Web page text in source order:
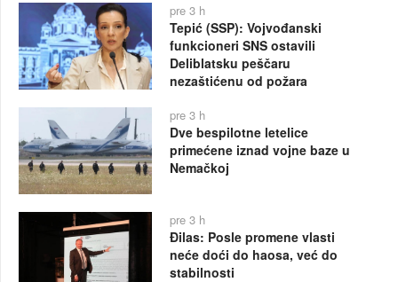
pre 3 h
Tepić (SSP): Vojvođanski
funkcioneri SNS ostavili
Deliblatsku peščaru
nezaštićenu od požara
pre 3 h
Dve bespilotne letelice
primećene iznad vojne baze u
Nemačkoj
pre 3 h
Đilas: Posle promene vlasti
neće doći do haosa, već do
stabilnosti